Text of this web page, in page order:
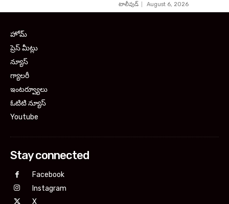
టాలీవుడ్ August 6, 2026
హోమ్
ప్రెస్ మీట్లు
న్యూస్
గ్యాలరీ
ఇంటర్వ్యూలు
ఓటిటి న్యూస్
Youtube
Stay connected
Facebook
Instagram
X